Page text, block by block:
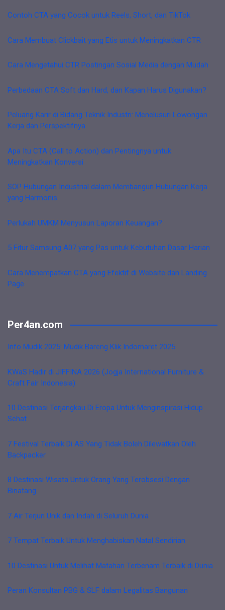
Contoh CTA yang Cocok untuk Reels, Short, dan TikTok
Cara Membuat Clickbait yang Etis untuk Meningkatkan CTR
Cara Mengetahui CTR Postingan Sosial Media dengan Mudah
Perbedaan CTA Soft dan Hard, dan Kapan Harus Digunakan?
Peluang Karir di Bidang Teknik Industri: Menelusuri Lowongan
Kerja dan Perspektifnya
Apa Itu CTA (Call to Action) dan Pentingnya untuk
Meningkatkan Konversi
SOP Hubungan Industrial dalam Membangun Hubungan Kerja
yang Harmonis
Perlukah UMKM Menyusun Laporan Keuangan?
5 Fitur Samsung A07 yang Pas untuk Kebutuhan Dasar Harian
Cara Menempatkan CTA yang Efektif di Website dan Landing
Page
Per4an.com
Info Mudik 2025: Mudik Bareng Klik Indomaret 2025
KWaS Hadir di JIFFINA 2026 (Jogja International Furniture &
Craft Fair Indonesia)
10 Destinasi Terjangkau Di Eropa Untuk Menginspirasi Hidup
Sehat
7 Festival Terbaik Di AS Yang Tidak Boleh Dilewatkan Oleh
Backpacker
8 Destinasi Wisata Untuk Orang Yang Terobsesi Dengan
Binatang
7 Air Terjun Unik dan Indah di Seluruh Dunia
7 Tempat Terbaik Untuk Menghabiskan Natal Sendirian
10 Destinasi Untuk Melihat Matahari Terbenam Terbaik di Dunia
Peran Konsultan PBG & SLF dalam Legalitas Bangunan